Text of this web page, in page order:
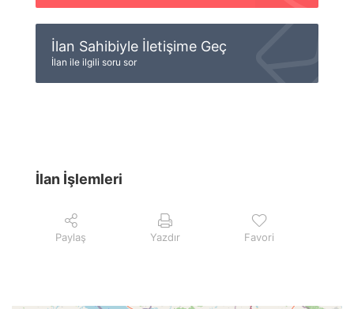
İlan Sahibiyle İletişime Geç
İlan ile ilgili soru sor
İlan İşlemleri
Paylaş Yazdır Favori